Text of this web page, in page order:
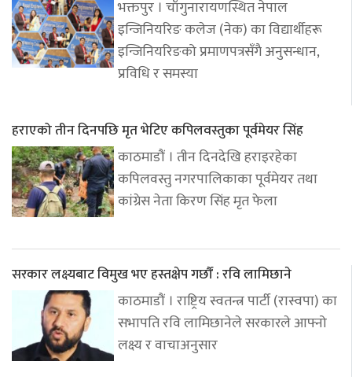
भक्तपुर । चाँगुनारायणस्थित नेपाल
इन्जिनियरिङ कलेज (नेक) का विद्यार्थीहरू
इन्जिनियरिङको प्रमाणपत्रसँगै अनुसन्धान,
प्रविधि र समस्या
हराएको तीन दिनपछि मृत भेटिए कपिलवस्तुका पूर्वमेयर सिंह
काठमाडौं । तीन दिनदेखि हराइरहेका
कपिलवस्तु नगरपालिकाका पूर्वमेयर तथा
कांग्रेस नेता किरण सिंह मृत फेला
सरकार लक्ष्यबाट विमुख भए हस्तक्षेप गर्छौं : रवि लामिछाने
काठमाडौं । राष्ट्रिय स्वतन्त्र पार्टी (रास्वपा) का
सभापति रवि लामिछानेले सरकारले आफ्नो
लक्ष्य र वाचाअनुसार